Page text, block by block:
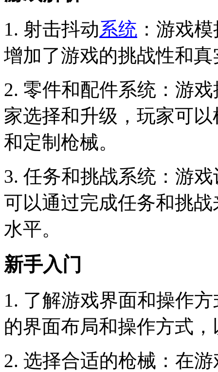
1. 射击抖动系统 ：游戏
增加了游戏的挑战性和真
2. 零件和配件系统：游
家选择和升级，玩家可
和定制枪械。
3. 任务和挑战系统：游
可以通过完成任务和挑
水平。
新手入门
1. 了解游戏界面和操作
的界面布局和操作方式
2. 选择合适的枪械：在